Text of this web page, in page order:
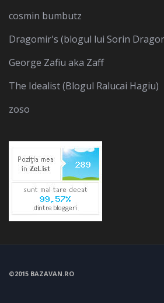
cosmin bumbutz
Dragomir's (blogul lui Sorin
George Zafiu aka Zaff
The Idealist (Blogul Ralucai Hagiu)
zoso
©2015 BAZAVAN.RO